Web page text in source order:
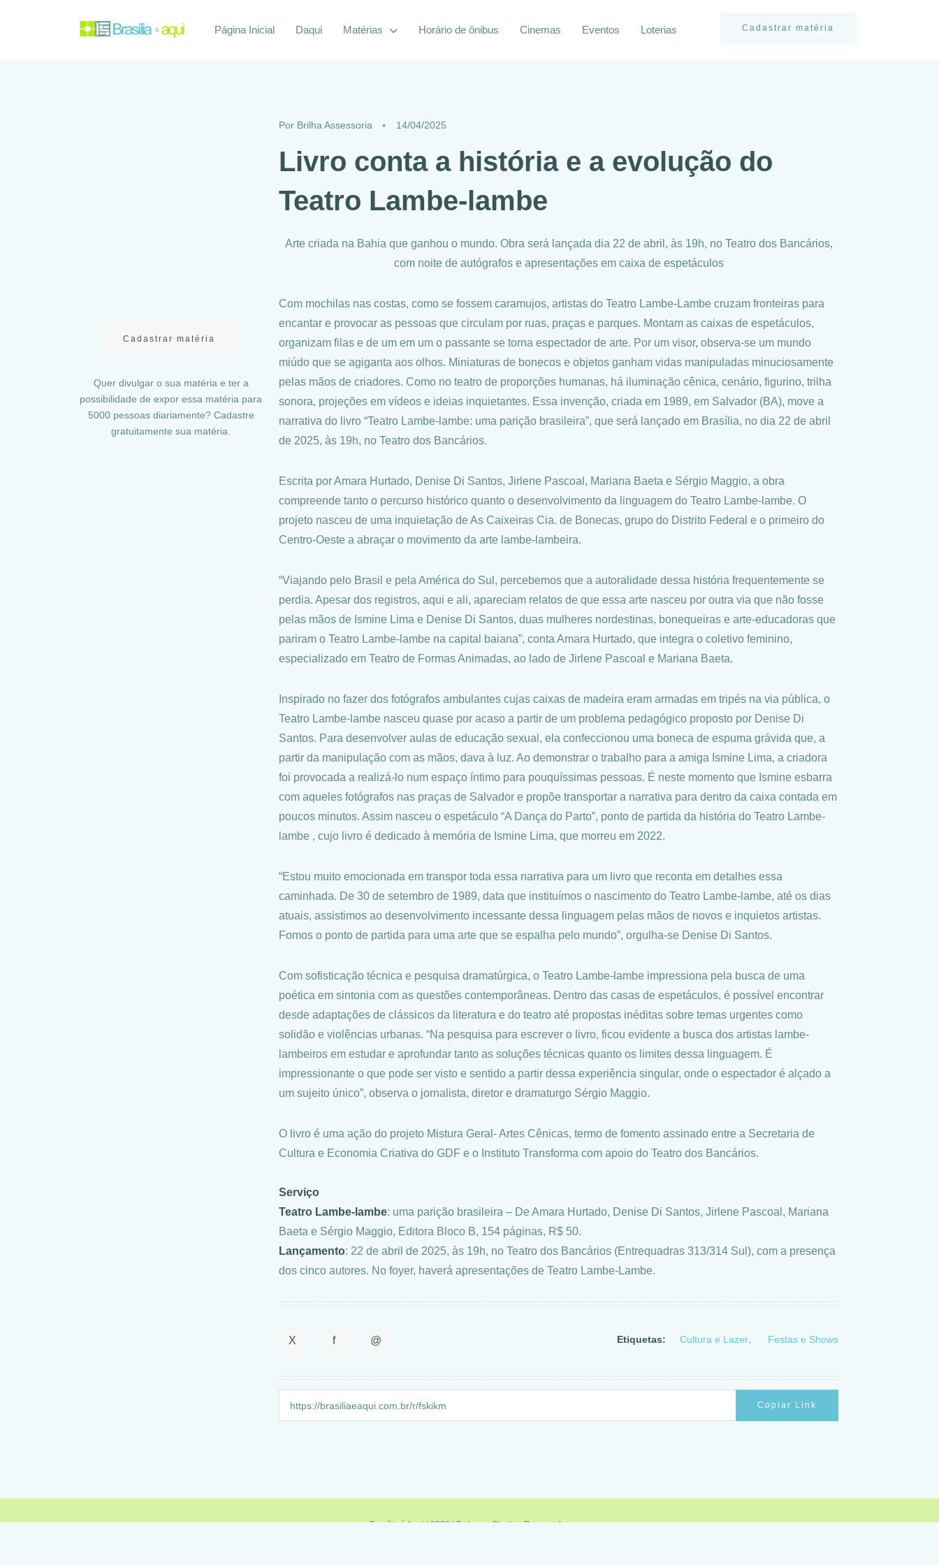
Cadastrar matéria
Página Inicial Daqui Matérias Horário de ônibus Cinemas Eventos Loterias
Por Brilha Assessoria 14/04/2025
Livro conta a história e a evolução do
Teatro Lambe-lambe
Arte criada na Bahia que ganhou o mundo. Obra será lançada dia 22 de abril, às 19h, no Teatro dos Bancários,
com noite de autógrafos e apresentações em caixa de espetáculos
Com mochilas nas costas, como se fossem caramujos, artistas do Teatro Lambe-Lambe cruzam fronteiras para
encantar e provocar as pessoas que circulam por ruas, praças e parques. Montam as caixas de espetáculos,
organizam filas e de um em um o passante se torna espectador de arte. Por um visor, observa-se um mundo
miúdo que se agiganta aos olhos. Miniaturas de bonecos e objetos ganham vidas manipuladas minuciosamente
pelas mãos de criadores. Como no teatro de proporções humanas, há iluminação cênica, cenário, figurino, trilha
sonora, projeções em vídeos e ideias inquietantes. Essa invenção, criada em 1989, em Salvador (BA), move a
narrativa do livro “Teatro Lambe-lambe: uma parição brasileira”, que será lançado em Brasília, no dia 22 de abril
de 2025, às 19h, no Teatro dos Bancários.
Escrita por Amara Hurtado, Denise Di Santos, Jirlene Pascoal, Mariana Baeta e Sérgio Maggio, a obra
compreende tanto o percurso histórico quanto o desenvolvimento da linguagem do Teatro Lambe-lambe. O
projeto nasceu de uma inquietação de As Caixeiras Cia. de Bonecas, grupo do Distrito Federal e o primeiro do
Centro-Oeste a abraçar o movimento da arte lambe-lambeira.
“Viajando pelo Brasil e pela América do Sul, percebemos que a autoralidade dessa história frequentemente se
perdia. Apesar dos registros, aqui e ali, apareciam relatos de que essa arte nasceu por outra via que não fosse
pelas mãos de Ismine Lima e Denise Di Santos, duas mulheres nordestinas, bonequeiras e arte-educadoras que
pariram o Teatro Lambe-lambe na capital baiana”, conta Amara Hurtado, que integra o coletivo feminino,
especializado em Teatro de Formas Animadas, ao lado de Jirlene Pascoal e Mariana Baeta.
Inspirado no fazer dos fotógrafos ambulantes cujas caixas de madeira eram armadas em tripés na via pública, o
Teatro Lambe-lambe nasceu quase por acaso a partir de um problema pedagógico proposto por Denise Di
Santos. Para desenvolver aulas de educação sexual, ela confeccionou uma boneca de espuma grávida que, a
partir da manipulação com as mãos, dava à luz. Ao demonstrar o trabalho para a amiga Ismine Lima, a criadora
foi provocada a realizá-lo num espaço íntimo para pouquíssimas pessoas. É neste momento que Ismine esbarra
com aqueles fotógrafos nas praças de Salvador e propõe transportar a narrativa para dentro da caixa contada em
poucos minutos. Assim nasceu o espetáculo “A Dança do Parto”, ponto de partida da história do Teatro Lambe-
lambe , cujo livro é dedicado à memória de Ismine Lima, que morreu em 2022.
“Estou muito emocionada em transpor toda essa narrativa para um livro que reconta em detalhes essa
caminhada. De 30 de setembro de 1989, data que instituímos o nascimento do Teatro Lambe-lambe, até os dias
atuais, assistimos ao desenvolvimento incessante dessa linguagem pelas mãos de novos e inquietos artistas.
Fomos o ponto de partida para uma arte que se espalha pelo mundo”, orgulha-se Denise Di Santos.
Com sofisticação técnica e pesquisa dramatúrgica, o Teatro Lambe-lambe impressiona pela busca de uma
poética em sintonia com as questões contemporâneas. Dentro das casas de espetáculos, é possível encontrar
desde adaptações de clássicos da literatura e do teatro até propostas inéditas sobre temas urgentes como
solidão e violências urbanas. “Na pesquisa para escrever o livro, ficou evidente a busca dos artistas lambe-
lambeiros em estudar e aprofundar tanto as soluções técnicas quanto os limites dessa linguagem. É
impressionante o que pode ser visto e sentido a partir dessa experiência singular, onde o espectador é alçado a
um sujeito único”, observa o jornalista, diretor e dramaturgo Sérgio Maggio.
O livro é uma ação do projeto Mistura Geral- Artes Cênicas, termo de fomento assinado entre a Secretaria de
Cultura e Economia Criativa do GDF e o Instituto Transforma com apoio do Teatro dos Bancários.
Serviço
Teatro Lambe-lambe: uma parição brasileira – De Amara Hurtado, Denise Di Santos, Jirlene Pascoal, Mariana
Baeta e Sérgio Maggio, Editora Bloco B, 154 páginas, R$ 50.
Lançamento: 22 de abril de 2025, às 19h, no Teatro dos Bancários (Entrequadras 313/314 Sul), com a presença
dos cinco autores. No foyer, haverá apresentações de Teatro Lambe-Lambe.
X f @ Etiquetas: Cultura e Lazer Festas e Shows
Copiar Link
Cadastrar matéria
Quer divulgar o sua matéria e ter a
possibilidade de expor essa matéria para
5000 pessoas diariamente? Cadastre
gratuitamente sua matéria.
Brasília é Aqui | 2026 | Todos os Direitos Reservados